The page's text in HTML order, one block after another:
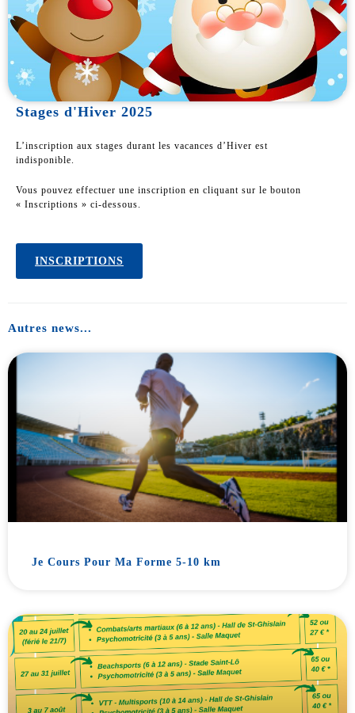
Stages d'Hiver 2025
L’inscription aux stages durant les vacances d’Hiver est
indisponible.
Vous pouvez effectuer une inscription en cliquant sur le bouton
« Inscriptions » ci-dessous.
INSCRIPTIONS
Autres news...
Je Cours Pour Ma Forme 5-10 km